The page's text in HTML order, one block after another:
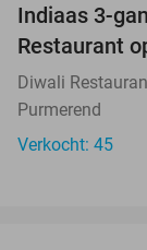
Indiaas 3-
Restaurant
Diwali
Purmerend
Verkocht: 45